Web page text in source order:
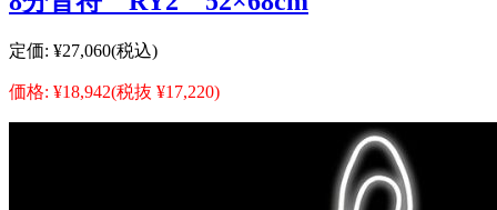
定価: ¥27,060(税込)
価格: ¥18,942(税抜 ¥17,220)